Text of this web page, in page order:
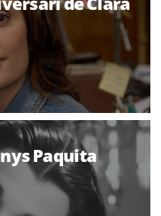
Paquita